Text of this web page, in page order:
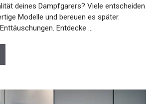
deines Dampfgarers? Viele entscheiden
Modelle und bereuen es später.
Entdecke …